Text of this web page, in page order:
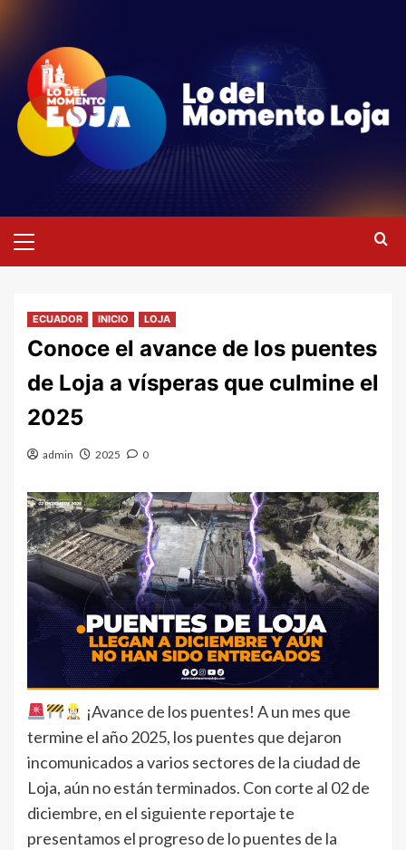
contenido
primario
ECUADOR INICIO LOJA
Conoce el avance de los puentes
de Loja a vísperas que culmine el
2025
admin 2025 0
¡Avance de los puentes! A un mes que
termine el año 2025, los puentes que dejaron
incomunicados a varios sectores de la ciudad de
Loja, aún no están terminados. Con corte al 02 de
diciembre, en el siguiente reportaje te
presentamos el progreso de lo puentes de la